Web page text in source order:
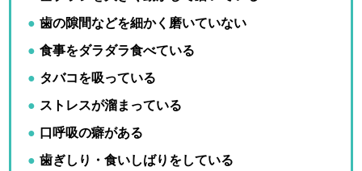
歯の隙間などを細かく磨いていない
食事をダラダラ食べている
タバコを吸っている
ストレスが溜まっている
口呼吸の癖がある
歯ぎしり・食いしばりをしている